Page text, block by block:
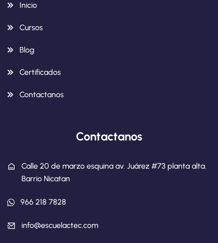
Inicio
Cursos
Blog
Certificados
Contactanos
Contactanos
Calle 20 de marzo esquina av. Juárez #73 planta alta.
Barrio Nicatan
966 218 7828
info@escuelactec.com